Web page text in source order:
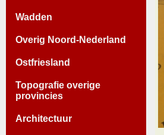
Wadden
Overig Noord-Nederland
Ostfriesland
Topografie overige
provincies
Architectuur